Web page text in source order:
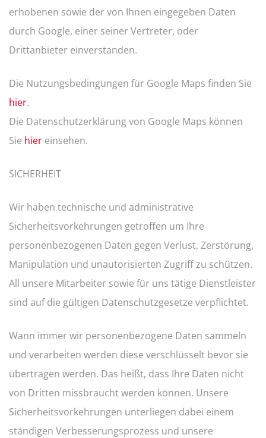
erhobenen sowie der von Ihnen eingegeben Daten
durch Google, einer seiner Vertreter, oder
Drittanbieter einverstanden.
Die Nutzungsbedingungen für Google Maps finden Sie
hier.
Die Datenschutzerklärung von Google Maps können
Sie hier einsehen.
SICHERHEIT
Wir haben technische und administrative
Sicherheitsvorkehrungen getroffen um Ihre
personenbezogenen Daten gegen Verlust, Zerstörung,
Manipulation und unautorisierten Zugriff zu schützen.
All unsere Mitarbeiter sowie für uns tätige Dienstleister
sind auf die gültigen Datenschutzgesetze verpflichtet.
Wann immer wir personenbezogene Daten sammeln
und verarbeiten werden diese verschlüsselt bevor sie
übertragen werden. Das heißt, dass Ihre Daten nicht
von Dritten missbraucht werden können. Unsere
Sicherheitsvorkehrungen unterliegen dabei einem
ständigen Verbesserungsprozess und unsere